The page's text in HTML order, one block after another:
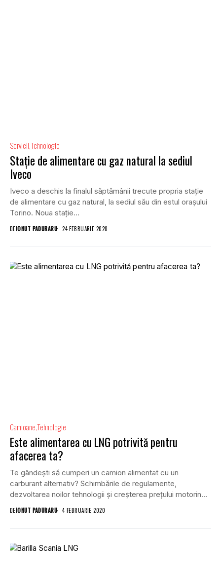
ServiciiTehnologie
Stație de alimentare cu gaz natural la sediul
Iveco
Iveco a deschis la finalul săptămânii trecute propria stație
de alimentare cu gaz natural, la sediul său din estul orașului
Torino. Noua stație...
DEIONUT PADURARU 24 FEBRUARIE 2020
CamioaneTehnologie
Este alimentarea cu LNG potrivită pentru
afacerea ta?
Te gândești să cumperi un camion alimentat cu un
carburant alternativ? Schimbările de regulamente,
dezvoltarea noilor tehnologii și creșterea prețului motorinei
silesc transportatorii...
DEIONUT PADURARU 4 FEBRUARIE 2020